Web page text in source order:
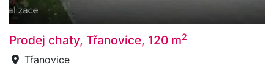
Prodej chaty, Třanovice, 120 m2
Třanovice